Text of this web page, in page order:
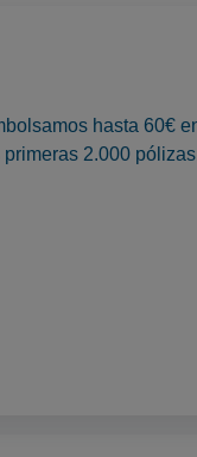
hasta 60€
2.000